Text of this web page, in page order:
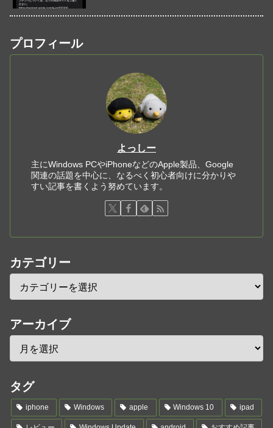
プロフィール
よっしー
主にWindows PCやiPhoneなどのApple製品、Google
関連の話題を中心に、なるべく初心者向けに分かりや
すい記事を書くよう努めています。
カテゴリー
アーカイブ
タグ
iphone Windows apple Windows 10 ipad